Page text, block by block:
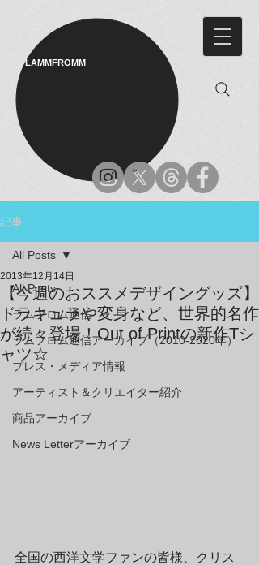
LAMMFROMM​
記事
All Posts
ラムフロム通信
ラムフロム通信アーカイブ（2010-2020年）
プレス・メディア情報
アーティスト＆クリエイター紹介
商品アーカイブ
News Letterアーカイブ
All Posts
【今週のおススメデザイングッズ】
ドラキュラや変身など、世界的名作
が続々登場！Out of Printの新作Tシ
ャツ☆
2013年12月14日
全国の西洋文学ファンの皆様、クリス